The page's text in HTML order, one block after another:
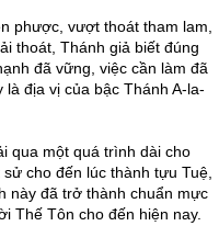
phược, vượt thoát tham lam,
thoát, Thánh giả biết đúng
đã vững, việc cần làm đã
là địa vị của bậc Thánh A-la-
qua một quá trình dài cho
cho đến lúc thành tựu Tuệ,
này đã trở thành chuẩn mực
Thế Tôn cho đến hiện nay.